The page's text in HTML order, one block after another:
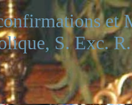
et
S. Exc.